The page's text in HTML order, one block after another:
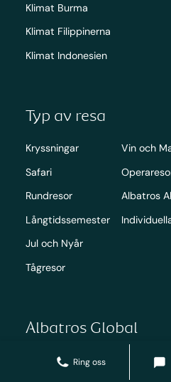
Ring oss
Klimat Burma
Klimat Filippinerna
Klimat Indonesien
Typ av resa
Kryssningar
Safari
Rundresor
Långtidssemester
Jul och Nyår
Tågresor
Vin och
Albatros
Albatros Global
Albatros Danmark